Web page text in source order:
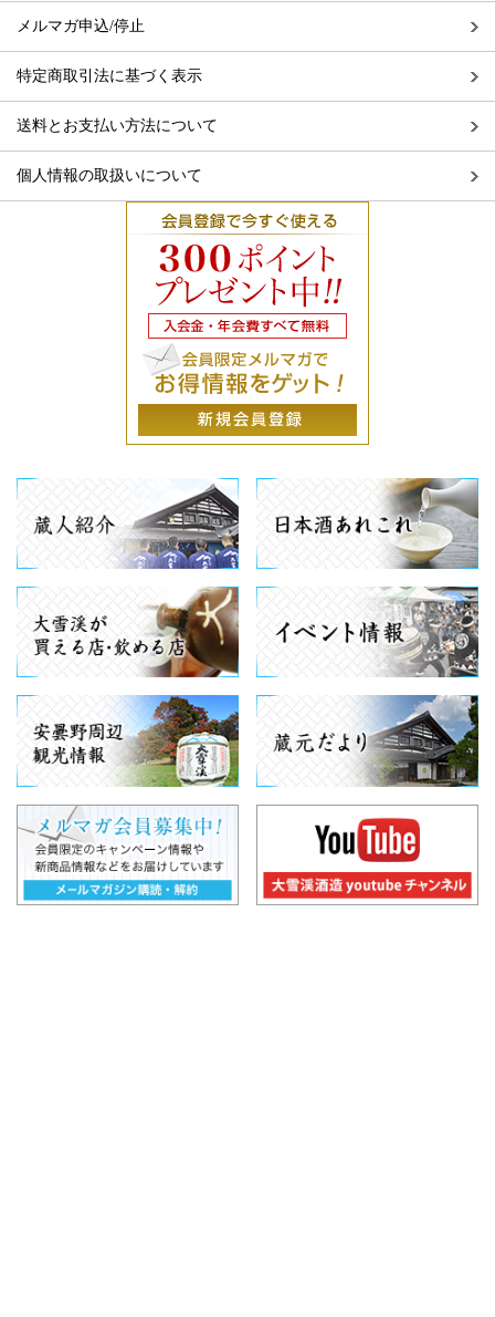
メルマガ申込/停止
特定商取引法に基づく表示
送料とお支払い方法について
個人情報の取扱いについて